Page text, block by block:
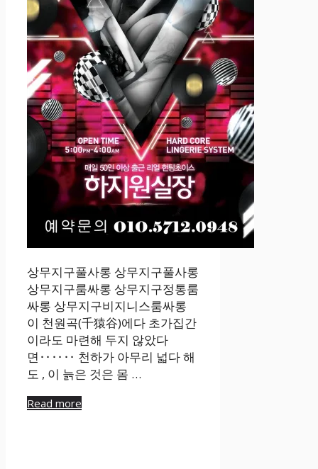
상무지구풀사롱 상무지구풀사롱
상무지구룸싸롱 상무지구정통룸
싸롱 상무지구비지니스룸싸롱
이 천원곡(千猿谷)에다 초가집간
이라도 마련해 두지 않았다
면‥‥‥ 천하가 아무리 넓다 해
도 , 이 늙은 것은 몸 …
Read more